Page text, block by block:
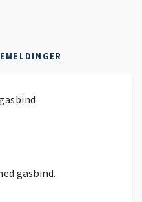
gasbind.